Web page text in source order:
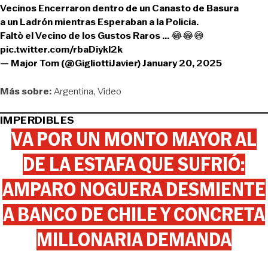
Vecinos Encerraron dentro de un Canasto de Basura
a un Ladrón mientras Esperaban a la Policia.
Faltò el Vecino de los Gustos Raros ... 😂😂😅
pic.twitter.com/rbaDiykl2k
— Major Tom (@GigliottiJavier)January 20, 2025
Más sobre:Argentina Video
IMPERDIBLES
VA POR UN MONTO MAYOR AL
DE LA ESTAFA QUE SUFRIÓ:
AMPARO NOGUERA DESMIENTE
A BANCO DE CHILE Y CONCRETA
MILLONARIA DEMANDA